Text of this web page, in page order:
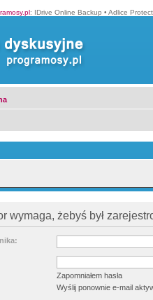
: IDrive Online Backup • Adlice Protect
wymaga, żebyś był
Zapomniałem hasła
Wyślij ponownie e-mail